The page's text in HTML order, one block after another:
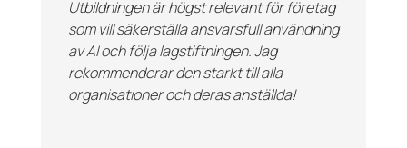
Utbildningen är högst relevant för företag
som vill säkerställa ansvarsfull användning
av AI och följa lagstiftningen. Jag
rekommenderar den starkt till alla
organisationer och deras anställda!